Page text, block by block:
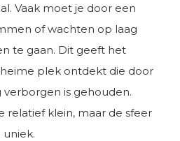
Vaak moet je door een
of wachten op laag
te gaan. Dit geeft het
plek ontdekt die door
is gehouden.
relatief klein, maar de sfeer